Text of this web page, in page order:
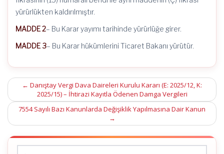
yürürlükten kaldırılmıştır.
MADDE 2– Bu Karar yayımı tarihinde yürürlüğe girer.
MADDE 3– Bu Karar hükümlerini Ticaret Bakanı yürütür.
Post
navigation
← Danıştay Vergi Dava Daireleri Kurulu Kararı (E: 2025/12, K:
2025/15) – İhtirazi Kayıtla Ödenen Damga Vergileri
7554 Sayılı Bazı Kanunlarda Değişiklik Yapılmasına Dair Kanun
→